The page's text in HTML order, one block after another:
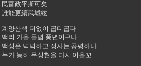
民富政平斯可矣
誰能更續武城絃
계양산색 더없이 곱디곱다
백리 가을 들녘 풍년이구나
백성은 넉넉하고 정사는 공평하나
누가 능히 무성현을 다시 이을꼬